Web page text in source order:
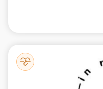
(Neurodegeneración